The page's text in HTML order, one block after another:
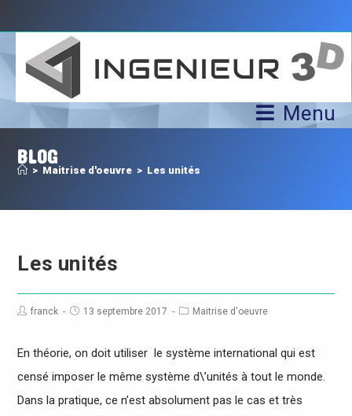
Menu
BLOG
> Maitrise d'oeuvre > Les unités
Les unités
franck 13 septembre 2017 Maitrise d'oeuvre
En théorie, on doit utiliser le système international qui est
censé imposer le même système d\’unités à tout le monde.
Dans la pratique, ce n’est absolument pas le cas et très